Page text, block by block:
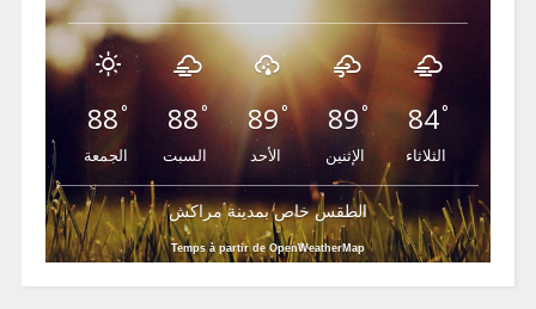
88°
الجمعة
88°
السبت
89°
الأحد
89°
الإثنين
84°
الثلاثاء
الطقس خاص بمدينة مراكش
Temps à partir de OpenWeatherMap